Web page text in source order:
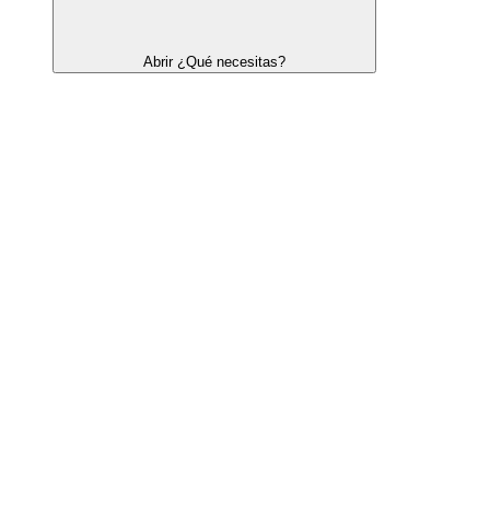
Abrir ¿Qué necesitas?